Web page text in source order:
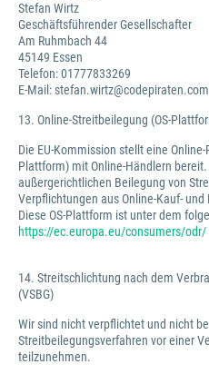
Stefan Wirtz
Geschäftsführender Gesellschafter
Am Ruhmbach 44
45149 Essen
Telefon: 01777833269
E-Mail: stefan.wirtz@codepiraten.com
13. Online-Streitbeilegung (OS-
Die EU-Kommission stellt eine
Plattform) mit Online-Händlern
außergerichtlichen Beilegung von
Verpflichtungen aus Online-Kauf-
Diese OS-Plattform ist unter dem
https://ec.europa.eu/consumers/odr/
14. Streitschlichtung nach dem
(VSBG)
Wir sind nicht verpflichtet und nicht
Streitbeilegungsverfahren vor einer
teilzunehmen.